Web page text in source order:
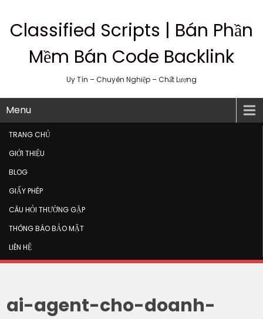
Classified Scripts | Bán Phần
Mềm Bán Code Backlink
Uy Tín – Chuyên Nghiệp – Chất Lượng
Menu
TRANG CHỦ
GIỚI THIỆU
BLOG
GIẤY PHÉP
CÂU HỎI THƯỜNG GẶP
THÔNG BÁO BẢO MẬT
LIÊN HỆ
ai-agent-cho-doanh-